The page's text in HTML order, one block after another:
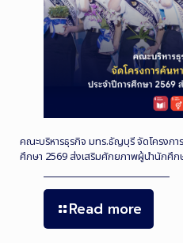
คณะบริหารธุรกิจ มทร.ธัญบุรี จัดโครงก
ศึกษา 2569 ส่งเสริมศักยภาพผู้นำนักศึก
Read more